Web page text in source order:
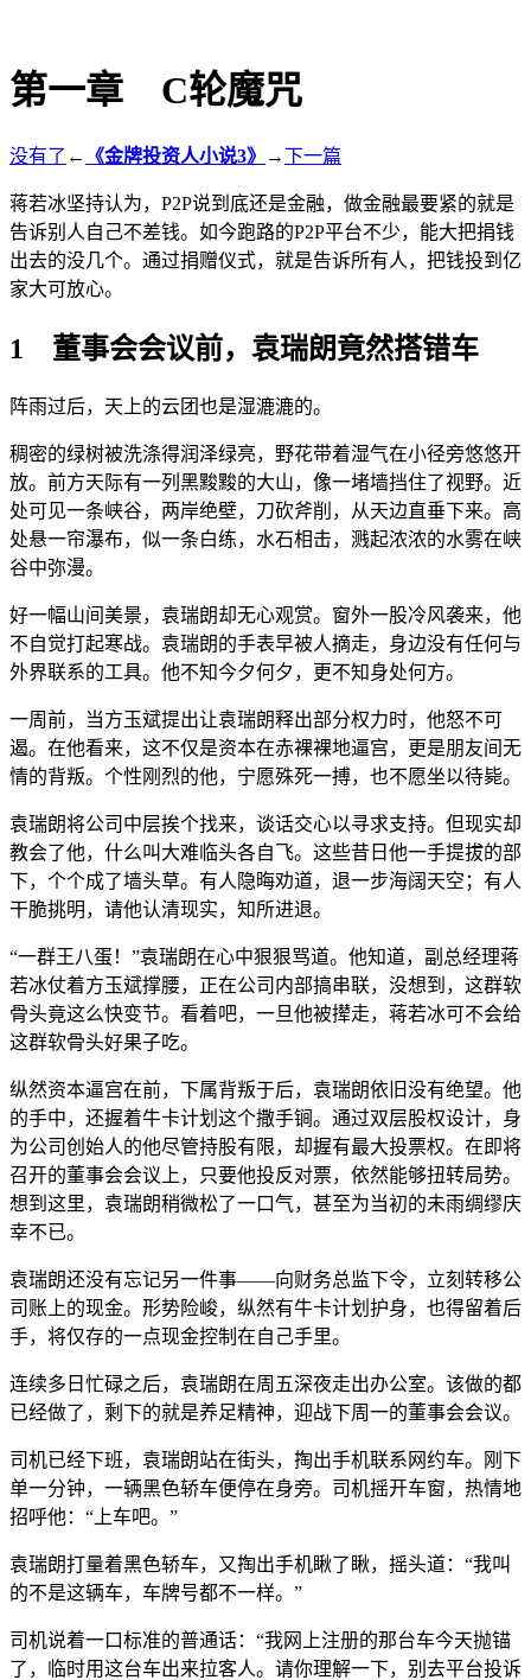
第一章 C轮魔咒
没有了 ← 《金牌投资人小说3》 →下一篇
蒋若冰坚持认为，P2P说到底还是金融，做金融最要紧的就是
告诉别人自己不差钱。如今跑路的P2P平台不少，能大把捐钱
出去的没几个。通过捐赠仪式，就是告诉所有人，把钱投到亿
家大可放心。
1 董事会会议前，袁瑞朗竟然搭错车
阵雨过后，天上的云团也是湿漉漉的。
稠密的绿树被洗涤得润泽绿亮，野花带着湿气在小径旁悠悠开
放。前方天际有一列黑黢黢的大山，像一堵墙挡住了视野。近
处可见一条峡谷，两岸绝壁，刀砍斧削，从天边直垂下来。高
处悬一帘瀑布，似一条白练，水石相击，溅起浓浓的水雾在峡
谷中弥漫。
好一幅山间美景，袁瑞朗却无心观赏。窗外一股冷风袭来，他
不自觉打起寒战。袁瑞朗的手表早被人摘走，身边没有任何与
外界联系的工具。他不知今夕何夕，更不知身处何方。
一周前，当方玉斌提出让袁瑞朗释出部分权力时，他怒不可
遏。在他看来，这不仅是资本在赤裸裸地逼宫，更是朋友间无
情的背叛。个性刚烈的他，宁愿殊死一搏，也不愿坐以待毙。
袁瑞朗将公司中层挨个找来，谈话交心以寻求支持。但现实却
教会了他，什么叫大难临头各自飞。这些昔日他一手提拔的部
下，个个成了墙头草。有人隐晦劝道，退一步海阔天空；有人
干脆挑明，请他认清现实，知所进退。
“一群王八蛋！”袁瑞朗在心中狠狠骂道。他知道，副总经理蒋
若冰仗着方玉斌撑腰，正在公司内部搞串联，没想到，这群软
骨头竟这么快变节。看着吧，一旦他被撵走，蒋若冰可不会给
这群软骨头好果子吃。
纵然资本逼宫在前，下属背叛于后，袁瑞朗依旧没有绝望。他
的手中，还握着牛卡计划这个撒手锏。通过双层股权设计，身
为公司创始人的他尽管持股有限，却握有最大投票权。在即将
召开的董事会会议上，只要他投反对票，依然能够扭转局势。
想到这里，袁瑞朗稍微松了一口气，甚至为当初的未雨绸缪庆
幸不已。
袁瑞朗还没有忘记另一件事——向财务总监下令，立刻转移公
司账上的现金。形势险峻，纵然有牛卡计划护身，也得留着后
手，将仅存的一点现金控制在自己手里。
连续多日忙碌之后，袁瑞朗在周五深夜走出办公室。该做的都
已经做了，剩下的就是养足精神，迎战下周一的董事会会议。
司机已经下班，袁瑞朗站在街头，掏出手机联系网约车。刚下
单一分钟，一辆黑色轿车便停在身旁。司机摇开车窗，热情地
招呼他：“上车吧。”
袁瑞朗打量着黑色轿车，又掏出手机瞅了瞅，摇头道：“我叫
的不是这辆车，车牌号都不一样。”
司机说着一口标准的普通话：“我网上注册的那台车今天抛锚
了，临时用这台车出来拉客人。请你理解一下，别去平台投诉